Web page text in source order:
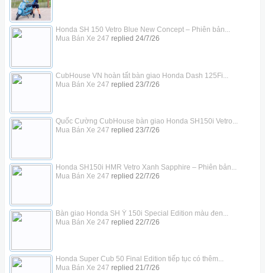
Honda SH 150 Vetro Blue New Concept – Phiên bản...
Mua Bán Xe 247 replied 24/7/26
CubHouse VN hoàn tất bàn giao Honda Dash 125Fi...
Mua Bán Xe 247 replied 23/7/26
Quốc Cường CubHouse bàn giao Honda SH150i Vetro...
Mua Bán Xe 247 replied 23/7/26
Honda SH150i HMR Vetro Xanh Sapphire – Phiên bản...
Mua Bán Xe 247 replied 22/7/26
Bàn giao Honda SH Ý 150i Special Edition màu đen...
Mua Bán Xe 247 replied 22/7/26
Honda Super Cub 50 Final Edition tiếp tục có thêm...
Mua Bán Xe 247 replied 21/7/26